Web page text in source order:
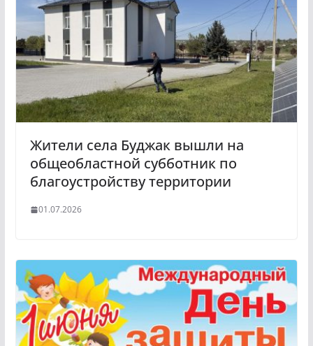
Жители села Буджак вышли на
общеобластной субботник по
благоустройству территории
01.07.2026